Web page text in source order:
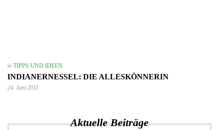
in TIPPS UND IDEEN
INDIANERNESSEL: DIE ALLESKÖNNERIN
24. Juni 2011
Aktuelle Beiträge